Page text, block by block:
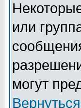
или
могут